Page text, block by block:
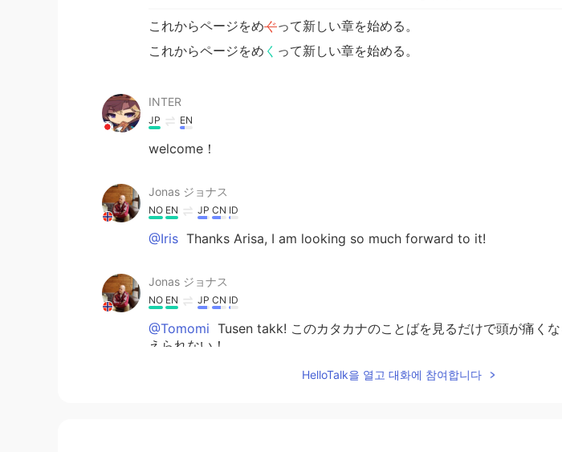
これからページをめぐって新しい章を始める。
これからページをめ く って新しい章を始める。
INTER
JP EN
welcome！
Jonas ジョナス
NO EN JP CN ID
@Iris Thanks Arisa, I am looking so much forward to it!
Jonas ジョナス
NO EN JP CN ID
@Tomomi Tusen takk! このカタカナのことばを見るだけで頭が痛く
えられない！
HelloTalk을 열고 대화에 참여합니다